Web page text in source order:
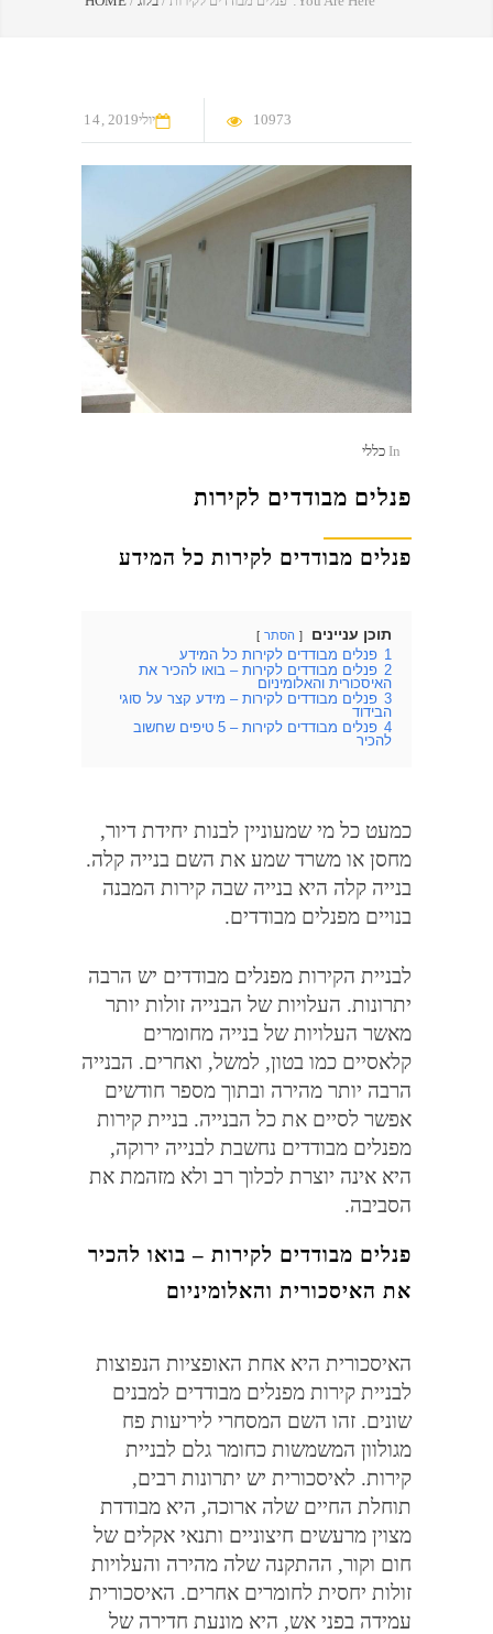
יולי 14 2019 10973
In כללי
פנלים מבודדים לקירות
פנלים מבודדים לקירות כל המידע
תוכן עניינים הסתר
1 פנלים מבודדים לקירות כל המידע
2 פנלים מבודדים לקירות – בואו להכיר את
האיסכורית והאלומיניום
3 פנלים מבודדים לקירות – מידע קצר על סוגי
הבידוד
4
פנלים מבודדים לקירות – 5 טיפים שחשוב
להכיר
כמעט כל מי שמעוניין לבנות יחידת דיור,
מחסן או משרד שמע את השם בנייה קלה.
בנייה קלה היא בנייה שבה קירות המבנה
בנויים מפנלים מבודדים.
לבניית הקירות מפנלים מבודדים יש הרבה
יתרונות. העלויות של הבנייה זולות יותר
מאשר העלויות של בנייה מחומרים
קלאסיים כמו בטון, למשל, ואחרים. הבנייה
הרבה יותר מהירה ובתוך מספר חודשים
אפשר לסיים את כל הבנייה. בניית קירות
מפנלים מבודדים נחשבת לבנייה ירוקה,
היא אינה יוצרת לכלוך רב ולא מזהמת את
הסביבה.
פנלים מבודדים לקירות – בואו להכיר
את האיסכורית והאלומיניום
האיסכורית היא אחת האופציות הנפוצות
לבניית קירות מפנלים מבודדים למבנים
שונים. זהו השם המסחרי ליריעות פח
מגולוון המשמשות כחומר גלם לבניית
קירות. לאיסכורית יש יתרונות רבים,
תוחלת החיים שלה ארוכה, היא מבודדת
מצוין מרעשים חיצוניים ותנאי אקלים של
חום וקור, ההתקנה שלה מהירה והעלויות
זולות יחסית לחומרים אחרים. האיסכורית
עמידה בפני אש, היא מונעת חדירה של